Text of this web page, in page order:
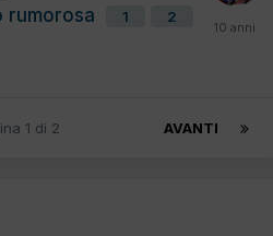
rumorosa
1
2
AVANTI
1 di 2